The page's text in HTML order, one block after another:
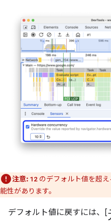
注意: 12 のデフォルト値を超
能性があります。
デフォルト値に戻すには、[